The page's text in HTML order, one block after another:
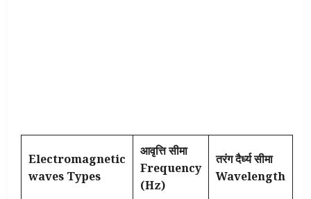
Electromagnetic
waves Types
आवृत्ति सीमा
Frequency
(Hz)
तरंग दैर्ध्य सीमा
Wavelength